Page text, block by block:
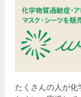
たくさんの人が化